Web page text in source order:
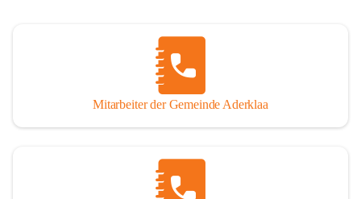
Mitarbeiter der Gemeinde Aderklaa